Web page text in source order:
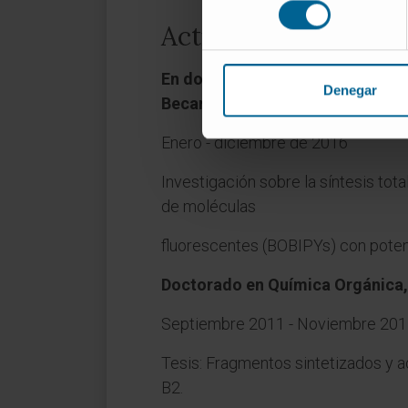
Denegar
Actividad
En docencia
Becario de investigación
Enero - diciembre de 2016
Investigación sobre la síntesis
de moléculas
fluorescentes (BOBIPYs) con
Doctorado en Química
Septiembre 2011 - Noviembre
Tesis: Fragmentos sintetizados y
B2.